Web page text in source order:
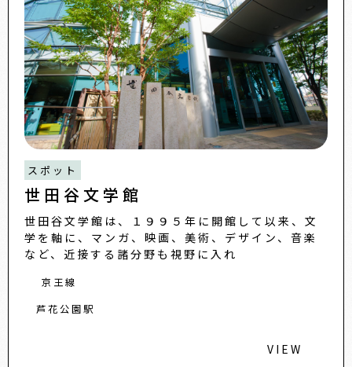
スポット
世田谷文学館
世田谷文学館は、１９９５年に開館して以来、文
学を軸に、マンガ、映画、美術、デザイン、音楽
など、近接する諸分野も視野に入れ
京王線
芦花公園駅
VIEW